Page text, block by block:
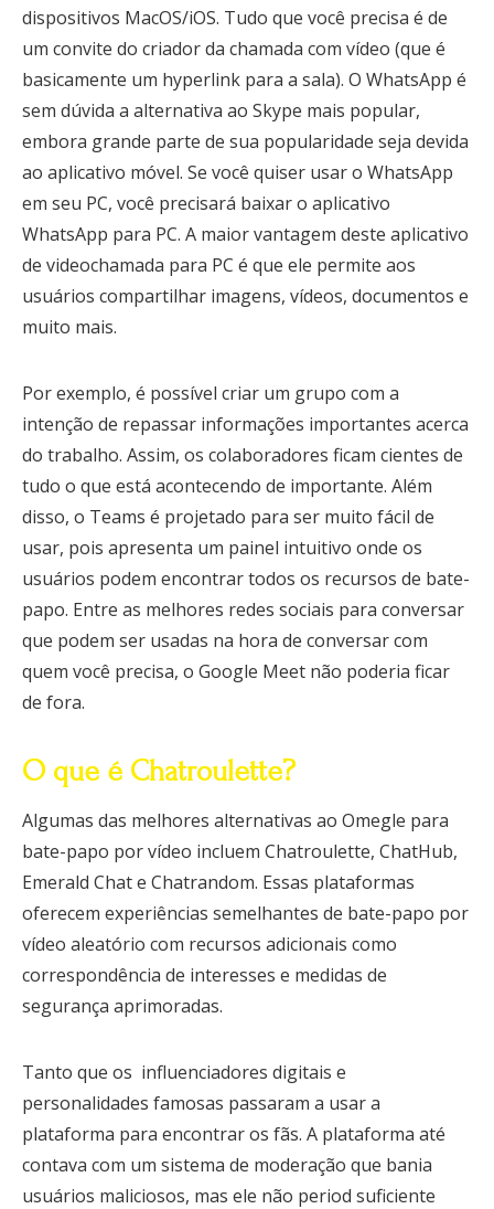
dispositivos MacOS/iOS. Tudo que você precisa é de
um convite do criador da chamada com vídeo (que é
basicamente um hyperlink para a sala). O WhatsApp é
sem dúvida a alternativa ao Skype mais popular,
embora grande parte de sua popularidade seja devida
ao aplicativo móvel. Se você quiser usar o WhatsApp
em seu PC, você precisará baixar o aplicativo
WhatsApp para PC. A maior vantagem deste aplicativo
de videochamada para PC é que ele permite aos
usuários compartilhar imagens, vídeos, documentos e
muito mais.
Por exemplo, é possível criar um grupo com a
intenção de repassar informações importantes acerca
do trabalho. Assim, os colaboradores ficam cientes de
tudo o que está acontecendo de importante. Além
disso, o Teams é projetado para ser muito fácil de
usar, pois apresenta um painel intuitivo onde os
usuários podem encontrar todos os recursos de bate-
papo. Entre as melhores redes sociais para conversar
que podem ser usadas na hora de conversar com
quem você precisa, o Google Meet não poderia ficar
de fora.
O que é Chatroulette?
Algumas das melhores alternativas ao Omegle para
bate-papo por vídeo incluem Chatroulette, ChatHub,
Emerald Chat e Chatrandom. Essas plataformas
oferecem experiências semelhantes de bate-papo por
vídeo aleatório com recursos adicionais como
correspondência de interesses e medidas de
segurança aprimoradas.
Tanto que os influenciadores digitais e
personalidades famosas passaram a usar a
plataforma para encontrar os fãs. A plataforma até
contava com um sistema de moderação que bania
usuários maliciosos, mas ele não period suficiente